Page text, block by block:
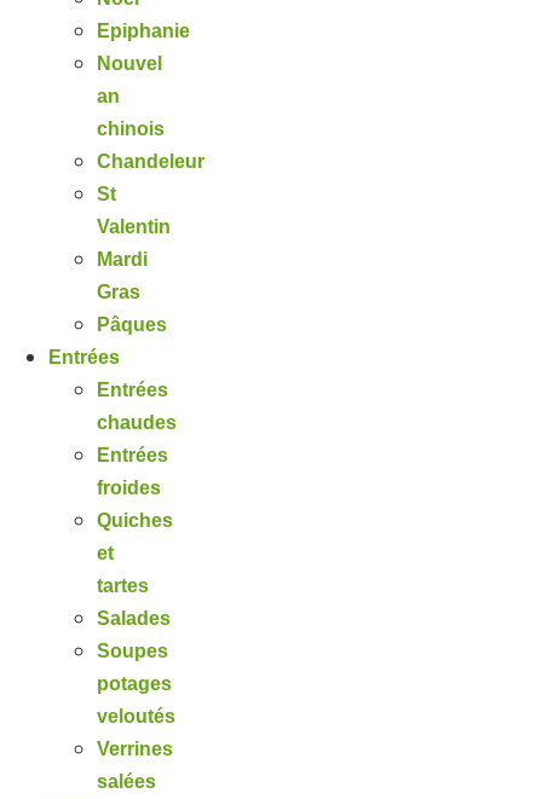
Epiphanie
Nouvel
an
chinois
Chandeleur
St
Valentin
Mardi
Gras
Pâques
Entrées
Entrées
chaudes
Entrées
froides
Quiches
et
tartes
Salades
Soupes
potages
veloutés
Verrines
salées